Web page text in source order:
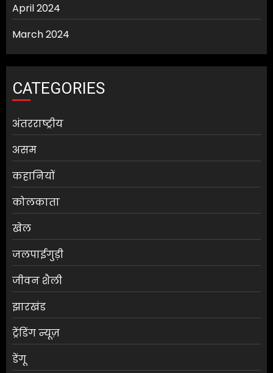
April 2024
March 2024
CATEGORIES
अंतरराष्ट्रीय
असम
कहानियों
कोलकाता
खेल
जलपाईगुड़ी
जीवन शैली
झारखंड
ट्रेंडिंग न्यूज़
डेंगू